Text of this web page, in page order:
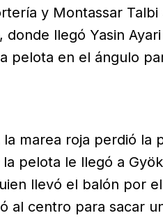
y Montassar Talbi
llegó Yasin
pelota en el ángulo
marea roja perdió la
pelota le llegó a
llevó el balón por
al centro para sacar